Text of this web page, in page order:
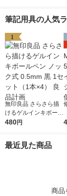
筆記用具の人気
1
無印良品 さらさら描
けるゲルインキボール
ペン ノック式 0.5mm
480円
最近見た商品
商品